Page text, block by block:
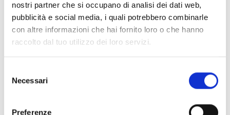
nostri partner che si occupano di analisi dei dati web,
pubblicità e social media, i quali potrebbero combinarle
con altre informazioni che hai fornito loro o che hanno
raccolto dal tuo utilizzo dei loro servizi.
delNecessari
Preferenze
S
NOLAN